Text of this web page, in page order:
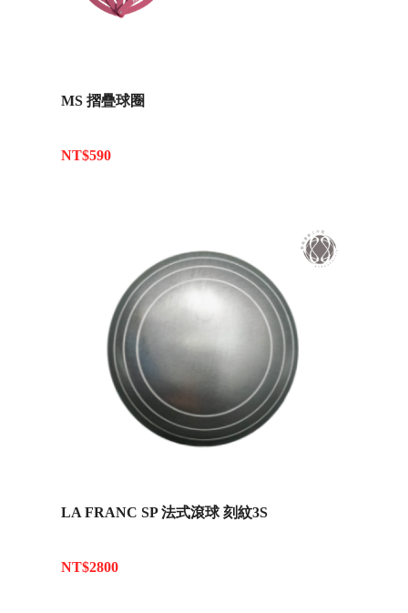
MS 摺疊球圈
NT$590
LA FRANC SP 法式滾球 刻紋3S
NT$2800